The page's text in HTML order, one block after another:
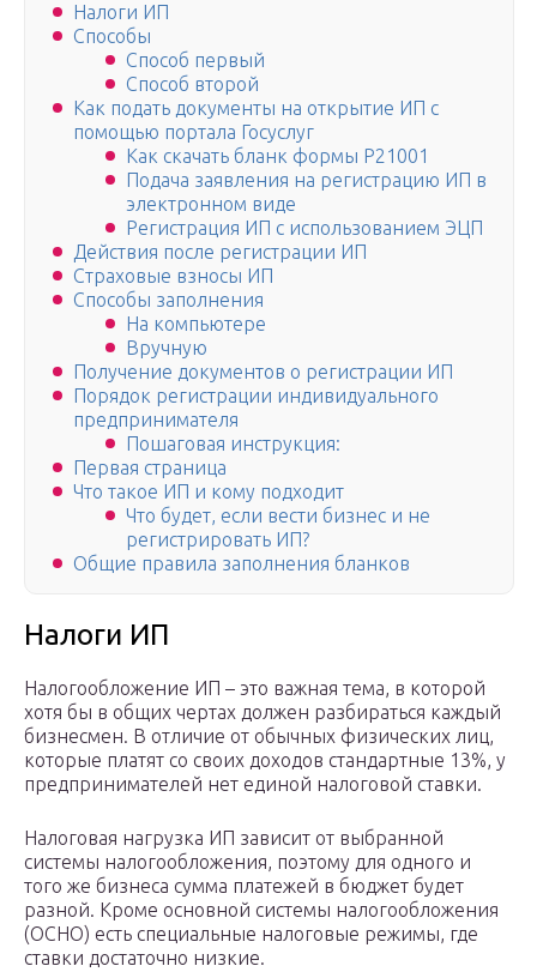
Налоги ИП
Способы
Способ первый
Способ второй
Как подать документы на открытие ИП с
помощью портала Госуслуг
Как скачать бланк формы Р21001
Подача заявления на регистрацию ИП в
электронном виде
Регистрация ИП с использованием ЭЦП
Действия после регистрации ИП
Страховые взносы ИП
Способы заполнения
На компьютере
Вручную
Получение документов о регистрации ИП
Порядок регистрации индивидуального
предпринимателя
Пошаговая инструкция:
Первая страница
Что такое ИП и кому подходит
Что будет, если вести бизнес и не
регистрировать ИП?
Общие правила заполнения бланков
Налоги ИП
Налогообложение ИП – это важная тема, в которой
хотя бы в общих чертах должен разбираться каждый
бизнесмен. В отличие от обычных физических лиц,
которые платят со своих доходов стандартные 13%, у
предпринимателей нет единой налоговой ставки.
Налоговая нагрузка ИП зависит от выбранной
системы налогообложения, поэтому для одного и
того же бизнеса сумма платежей в бюджет будет
разной. Кроме основной системы налогообложения
(ОСНО) есть специальные налоговые режимы, где
ставки достаточно низкие.